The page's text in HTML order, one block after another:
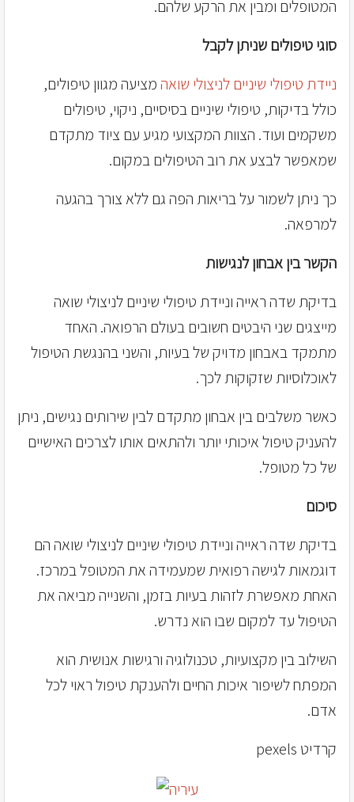
המטופלים ומבין את הרקע שלהם.
סוגי טיפולים שניתן לקבל
ניידת טיפולי שיניים לניצולי שואהמציעה מגוון טיפולים,
כולל בדיקות, טיפולי שיניים בסיסיים, ניקוי, טיפולים
משקמים ועוד. הצוות המקצועי מגיע עם ציוד מתקדם
שמאפשר לבצע את רוב הטיפולים במקום.
כך ניתן לשמור על בריאות הפה גם ללא צורך בהגעה
למרפאה.
הקשר בין אבחון לנגישות
בדיקת שדה ראייה וניידת טיפולי שיניים לניצולי שואה
מייצגים שני היבטים חשובים בעולם הרפואה. האחד
מתמקד באבחון מדויק של בעיות, והשני בהנגשת הטיפול
לאוכלוסיות שזקוקות לכך.
כאשר משלבים בין אבחון מתקדם לבין שירותים נגישים, ניתן
להעניק טיפול איכותי יותר ולהתאים אותו לצרכים האישיים
של כל מטופל.
סיכום
בדיקת שדה ראייה וניידת טיפולי שיניים לניצולי שואה הם
דוגמאות לגישה רפואית שמעמידה את המטופל במרכז.
האחת מאפשרת לזהות בעיות בזמן, והשנייה מביאה את
הטיפול עד למקום שבו הוא נדרש.
השילוב בין מקצועיות, טכנולוגיה ורגישות אנושית הוא
המפתח לשיפור איכות החיים ולהענקת טיפול ראוי לכל
אדם.
קרדיט pexels